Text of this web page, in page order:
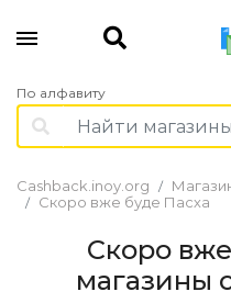
По алфавиту
Cashback.inoy.org
Скоро вже буде Пасха
Скоро
магазины